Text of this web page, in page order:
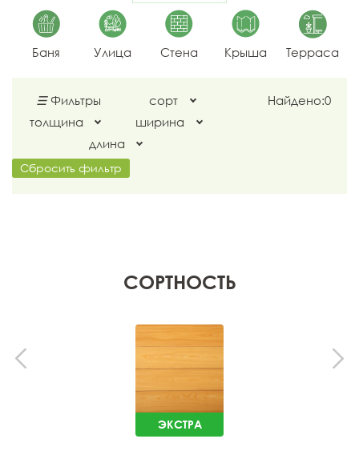
Баня Улица Стена Крыша Терраса
☰ Фильтры
сорт
толщина
ширина
длина
Найдено:0
Сбросить фильтр
СОРТНОСТЬ
ЭКСТРА